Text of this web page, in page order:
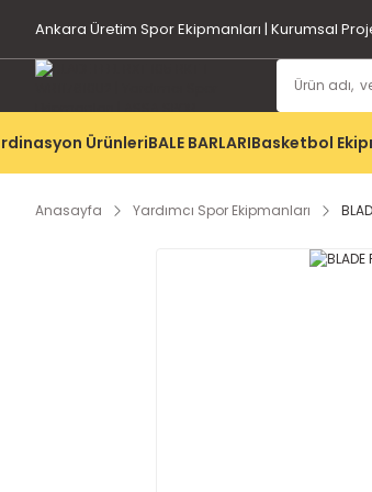
Ankara Üretim Spor Ekipmanları | Kurumsal
ÜrünleriBALE BARLARIBasketbol
Anasayfa Yardımcı Spor Ekipmanları